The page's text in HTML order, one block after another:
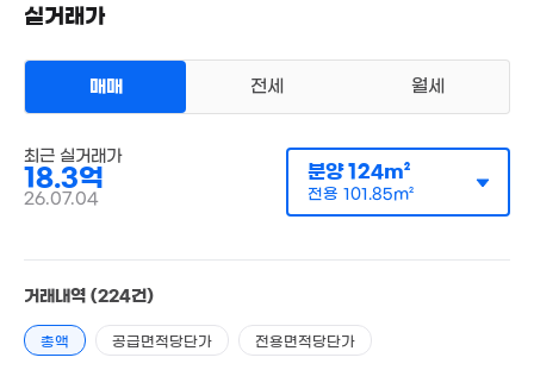
매매 18억 7500만원
102m²
실거래가
매매 전세 월세
최근 실거래가
18.3억
26.07.04
분양124m²
전용 101.85m²
거래내역 (224건)
총액 공급면적당단가 전용면적당단가